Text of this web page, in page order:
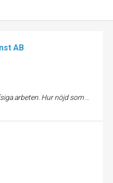
AB
arbeten. Hur nöjd som hellst!